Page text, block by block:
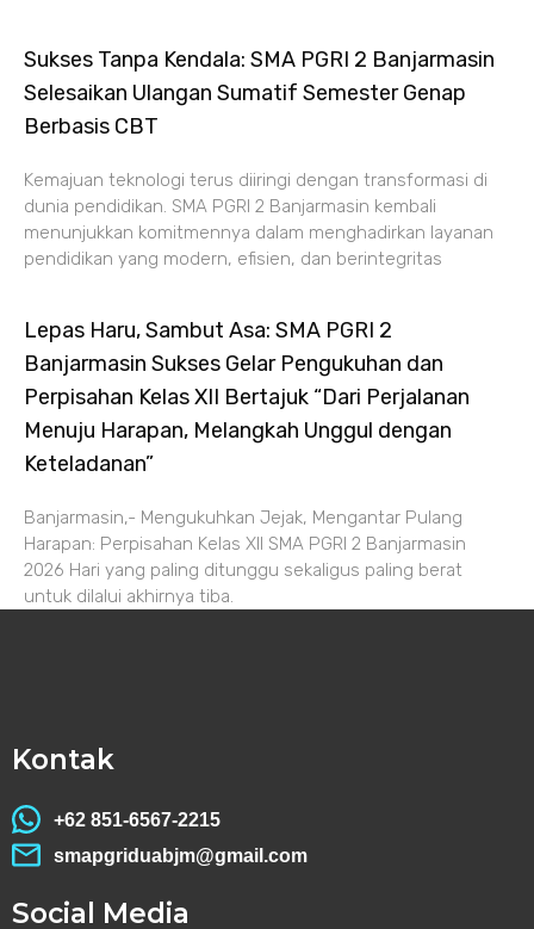
Sukses Tanpa Kendala: SMA PGRI 2 Banjarmasin
Selesaikan Ulangan Sumatif Semester Genap
Berbasis CBT
Kemajuan teknologi terus diiringi dengan transformasi di
dunia pendidikan. SMA PGRI 2 Banjarmasin kembali
menunjukkan komitmennya dalam menghadirkan layanan
pendidikan yang modern, efisien, dan berintegritas
Lepas Haru, Sambut Asa: SMA PGRI 2
Banjarmasin Sukses Gelar Pengukuhan dan
Perpisahan Kelas XII Bertajuk “Dari Perjalanan
Menuju Harapan, Melangkah Unggul dengan
Keteladanan”
Banjarmasin,- Mengukuhkan Jejak, Mengantar Pulang
Harapan: Perpisahan Kelas XII SMA PGRI 2 Banjarmasin
2026 Hari yang paling ditunggu sekaligus paling berat
untuk dilalui akhirnya tiba.
Kontak
+62 851-6567-2215
smapgriduabjm@gmail.com
Social Media